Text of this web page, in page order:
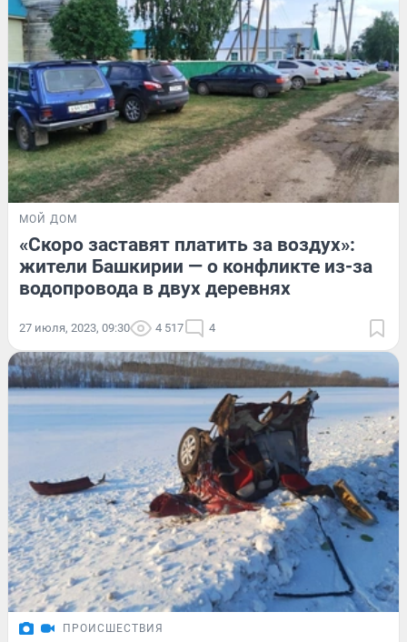
МОЙ ДОМ
«Скоро заставят платить за воздух»:
жители Башкирии — о конфликте из-за
водопровода в двух деревнях
27 июля, 2023, 09:30 4 517 4
ПРОИСШЕСТВИЯ